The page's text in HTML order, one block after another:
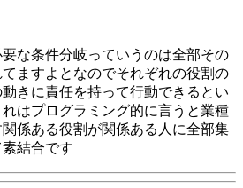
な条件分岐っていうのは全部その
ますよとなのでそれぞれの役割の
きに責任を持って行動できるとい
はプログラミング的に言うと業種
係ある役割が関係ある人に全部集
結合です